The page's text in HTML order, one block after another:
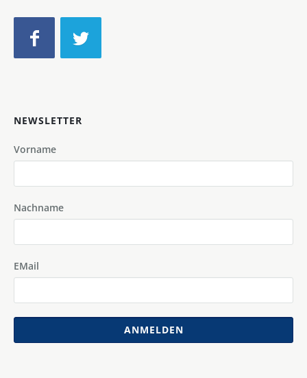
NEWSLETTER
Vorname
Nachname
EMail
ANMELDEN